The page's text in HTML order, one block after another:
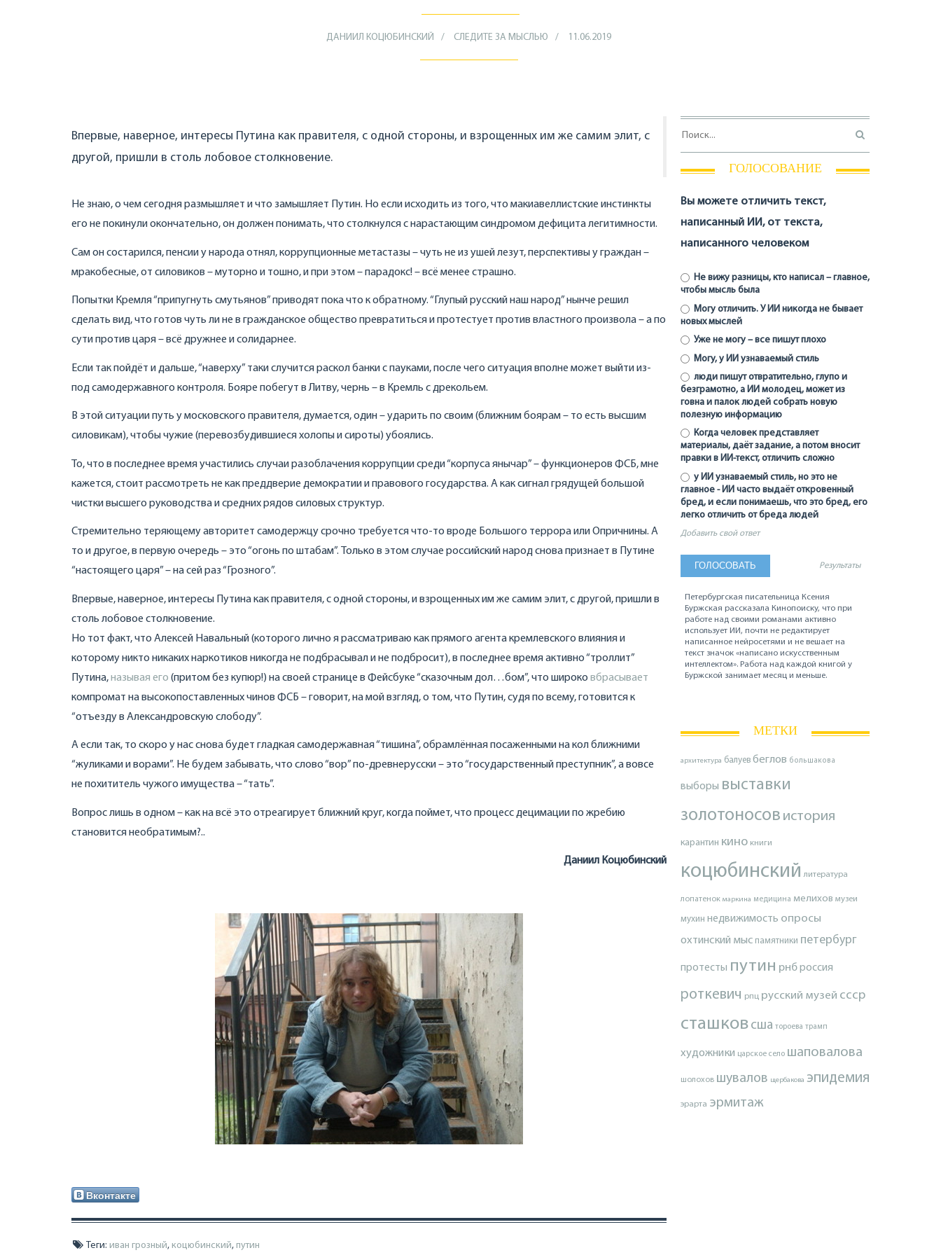
ДАНИИЛ КОЦЮБИНСКИЙ СЛЕДИТЕ ЗА МЫСЛЬЮ 11.06.2019
Впервые, наверное, интересы Путина как правителя, с одной стороны, и взрощенных им же самим элит, с
другой, пришли в столь лобовое столкновение.
Не знаю, о чем сегодня размышляет и что замышляет Путин. Но если исходить из того, что макиавеллистские инстинкты
его не покинули окончательно, он должен понимать, что столкнулся с нарастающим синдромом дефицита легитимности.
Сам он состарился, пенсии у народа отнял, коррупционные метастазы – чуть не из ушей лезут, перспективы у граждан –
мракобесные, от силовиков – муторно и тошно, и при этом – парадокс! – всё менее страшно.
Попытки Кремля “припугнуть смутьянов” приводят пока что к обратному. “Глупый русский наш народ” нынче решил
сделать вид, что готов чуть ли не в гражданское общество превратиться и протестует против властного произвола – а по
сути против царя – всё дружнее и солидарнее.
Если так пойдёт и дальше, “наверху” таки случится раскол банки с пауками, после чего ситуация вполне может выйти из-
под самодержавного контроля. Бояре побегут в Литву, чернь – в Кремль с дрекольем.
В этой ситуации путь у московского правителя, думается, один – ударить по своим (ближним боярам – то есть высшим
силовикам), чтобы чужие (перевозбудившиеся холопы и сироты) убоялись.
То, что в последнее время участились случаи разоблачения коррупции среди “корпуса янычар” – функционеров ФСБ, мне
кажется, стоит рассмотреть не как преддверие демократии и правового государства. А как сигнал грядущей большой
чистки высшего руководства и средних рядов силовых структур.
Стремительно теряющему авторитет самодержцу срочно требуется что-то вроде Большого террора или Опричнины. А
то и другое, в первую очередь – это “огонь по штабам”. Только в этом случае российский народ снова признает в Путине
“настоящего царя” – на сей раз “Грозного”.
Впервые, наверное, интересы Путина как правителя, с одной стороны, и взрощенных им же самим элит, с другой, пришли в
столь лобовое столкновение.
Но тот факт, что Алексей Навальный (которого лично я рассматриваю как прямого агента кремлевского влияния и
которому никто никаких наркотиков никогда не подбрасывал и не подбросит), в последнее время активно “троллит”
Путина,называя его (притом без купюр!) на своей странице в Фейсбуке “сказочным дол…бом”, что широко вбрасывает
компромат на высокопоставленных чинов ФСБ – говорит, на мой взгляд, о том, что Путин, судя по всему, готовится к
“отъезду в Александровскую слободу”.
А если так, то скоро у нас снова будет гладкая самодержавная “тишина”, обрамлённая посаженными на кол ближними
“жуликами и ворами”. Не будем забывать, что слово “вор” по-древнерусски – это “государственный преступник”, а вовсе
не похититель чужого имущества – “тать”.
Вопрос лишь в одном – как на всё это отреагирует ближний круг, когда поймет, что процесс децимации по жребию
становится необратимым?..
Даниил Коцюбинский
Вконтакте
Теги: иван грозный, коцюбинский, путин
ГОЛОСОВАНИЕ
Вы можете отличить текст,
написанный ИИ, от текста,
написанного человеком
Не вижу разницы, кто написал – главное,
чтобы мысль была
Могу отличить. У ИИ никогда не бывает
новых мыслей
Уже не могу – все пишут плохо
Могу, у ИИ узнаваемый стиль
люди пишут отвратительно, глупо и
безграмотно, а ИИ молодец, может из
говна и палок людей собрать новую
полезную информацию
Когда человек представляет
материалы, даёт задание, а потом вносит
правки в ИИ-текст, отличить сложно
у ИИ узнаваемый стиль, но это не
главное - ИИ часто выдаёт откровенный
бред, и если понимаешь, что это бред, его
легко отличить от бреда людей
Добавить свой ответ
Результаты
Петербургская писательница Ксения
Буржская рассказала Кинопоиску, что при
работе над своими романами активно
использует ИИ, почти не редактирует
написанное нейросетями и не вешает на
текст значок «написано искусственным
интеллектом». Работа над каждой книгой у
Буржской занимает месяц и меньше.
МЕТКИ
архитектура балуев беглов большакова
выборы выставки
золотоносов история
карантин кино книги
коцюбинский литература
лопатенок маркина медицина мелихов музеи
мухин недвижимость опросы
охтинский мыс памятники петербург
протесты путин рнброссия
роткевич рпц русский музей ссср
сташков сша тороева трамп
художники царское село шаповалова
шолохов шувалов щербакова эпидемия
эрарта эрмитаж